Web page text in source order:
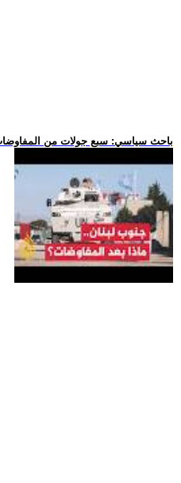
.. باحث سياسي: سبع جولات من